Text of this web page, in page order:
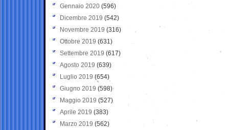
Gennaio 2020 (596)
Dicembre 2019 (542)
Novembre 2019 (316)
Ottobre 2019 (631)
Settembre 2019 (617)
Agosto 2019 (639)
Luglio 2019 (654)
Giugno 2019 (598)
Maggio 2019 (527)
Aprile 2019 (383)
Marzo 2019 (562)